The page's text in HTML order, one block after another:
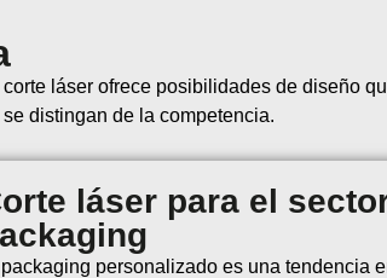
láser ofrece posibilidades de diseño
distingan de la competencia.
láser para el
personalizado es una tendencia